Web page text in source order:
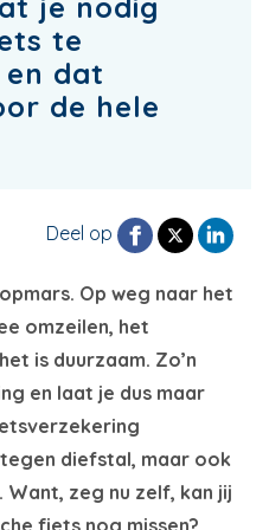
te
en dat
de hele
Deel op
Op weg naar het
omzeilen, het
is duurzaam. Zo’n
en laat je dus maar
diefstal, maar ook
zeg nu zelf, kan jij
fiets nog missen?